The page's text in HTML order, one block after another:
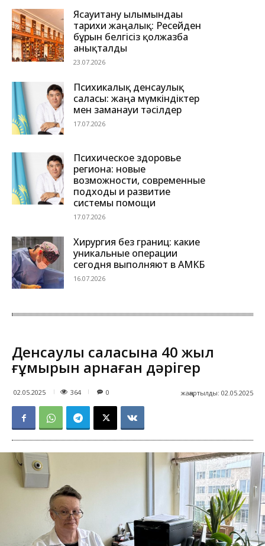
Ясауитану ғылымындағы
тарихи жаңалық: Ресейден
бұрын белгісіз қолжазба
анықталды
23.07.2026
Психикалық денсаулық
саласы: жаңа мүмкіндіктер
мен заманауи тәсілдер
17.07.2026
Психическое здоровье
региона: новые
возможности, современные
подходы и развитие
системы помощи
17.07.2026
Хирургия без границ: какие
уникальные операции
сегодня выполняют в АМКБ
16.07.2026